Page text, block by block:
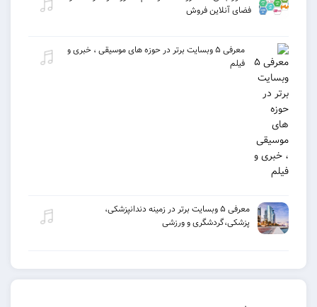
فضای آنلاین فروش
معرفی ۵ وبسایت برتر در حوزه های موسیقی ، خبری و
معرفی ۵ وبسایت برتر در زمینه دندانپزشکی،
پزشکی،گردشگری و ورزشی